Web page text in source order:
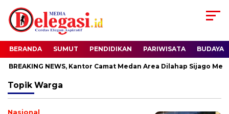
BERANDA SUMUT PENDIDIKAN PARIWISATA BUDAYA
BREAKING NEWS, Kantor Camat Medan Area Dilahap Sijago Merah
Topik Warga
Nasional